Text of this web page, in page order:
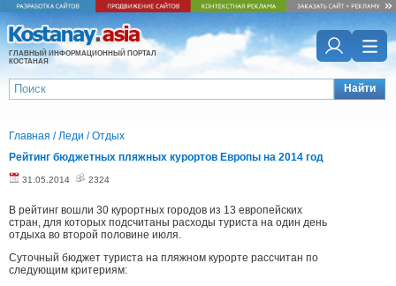
ГЛАВНЫЙ ИНФОРМАЦИОННЫЙ ПОРТАЛ
КОСТАНАЯ
Найти
Главная /Леди /Отдых
Рейтинг бюджетных пляжных курортов Европы на 2014 год
31.05.2014 2324
В рейтинг вошли 30 курортных городов из 13 европейских
стран, для которых подсчитаны расходы туриста на один день
отдыха во второй половине июля.
Суточный бюджет туриста на пляжном курорте рассчитан по
следующим критериям: